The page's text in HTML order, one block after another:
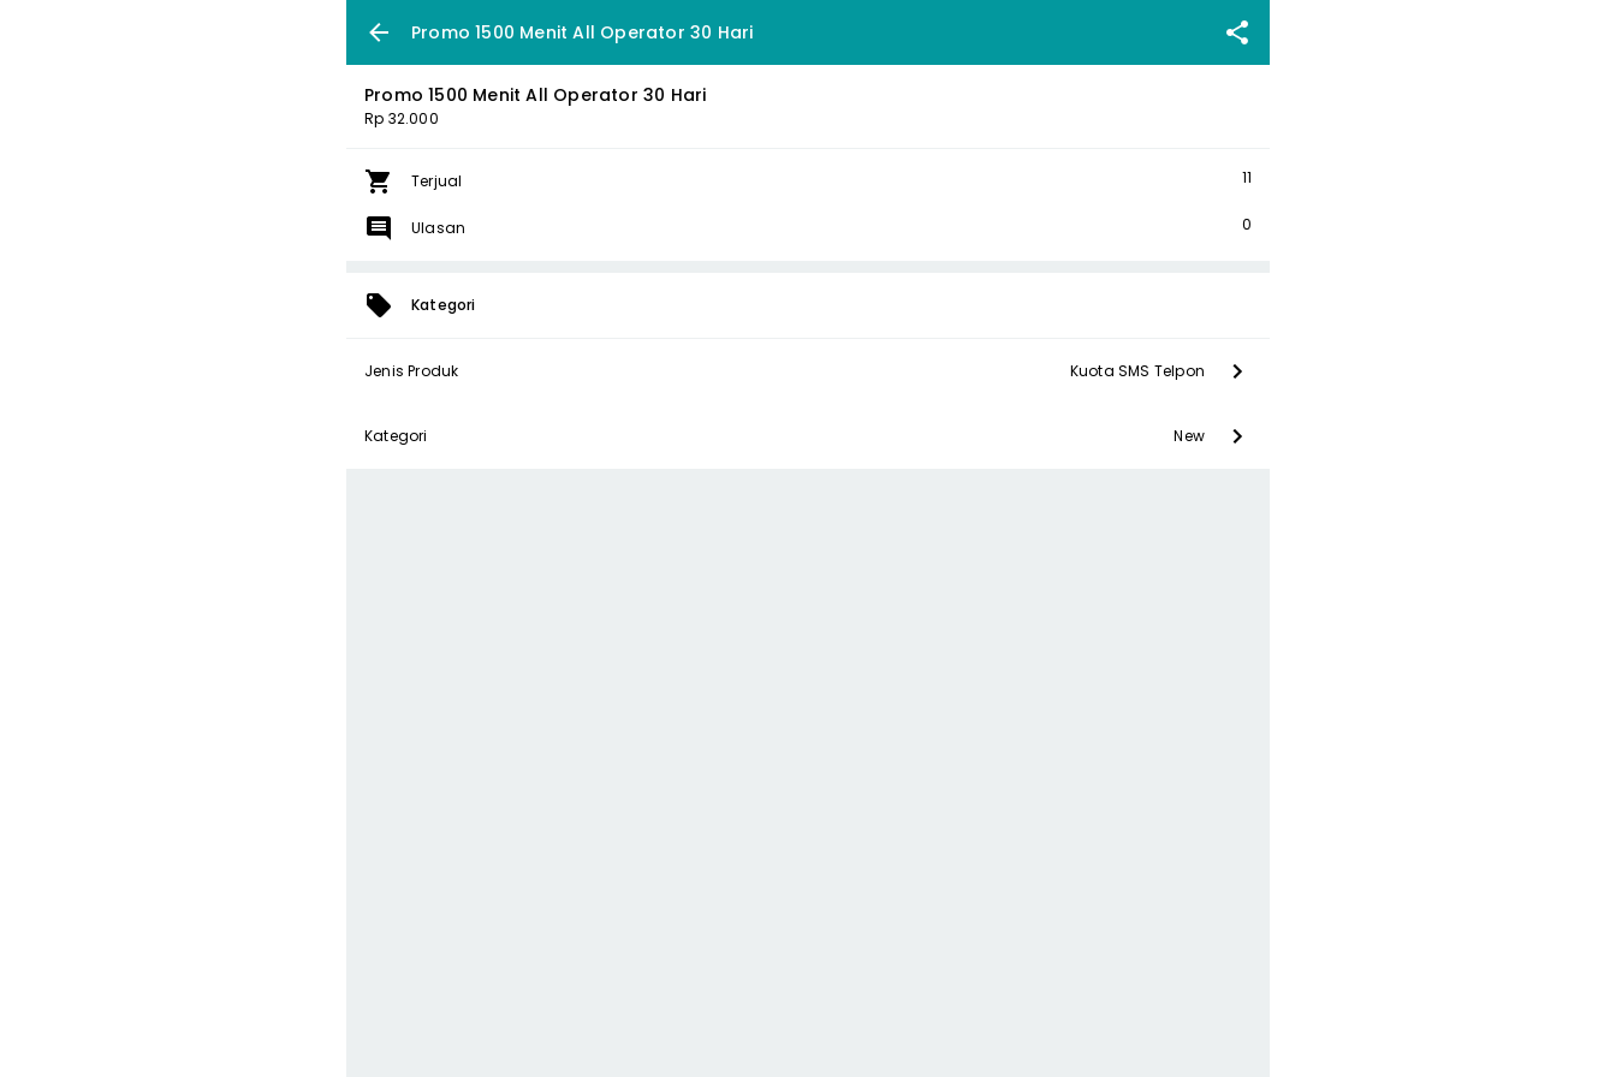
Promo 1500 Menit All Operator 30 Hari
Promo 1500 Menit All Operator 30 Hari
Rp 32.000
Terjual 11
Ulasan 0
Kategori
Jenis Produk Kuota SMS Telpon
Kategori New